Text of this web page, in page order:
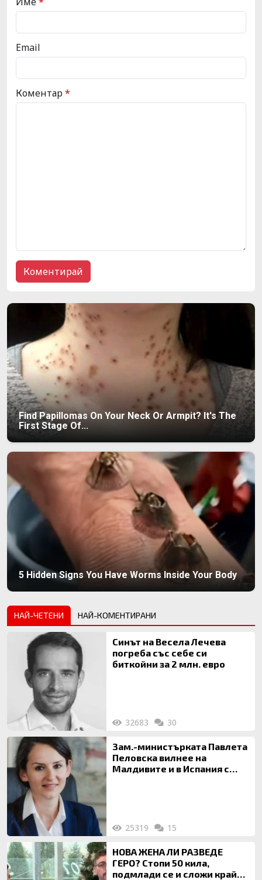
Email
Коментар*
Find Papillomas On Your Neck Or Armpit? It's The
First Stage Of...
5 Hidden Signs You Have Worms Inside Your Body
НАЙ-ЧЕТЕНИ НАЙ-КОМЕНТИРАНИ
Синът на Весела Лечева
погреба със себе си
биткойни за 2 млн. евро
32683 30
Зам.-министърката Павлета
Пеловска вилнее на
Малдивите и в Испания с
25319 15
НОВА ЖЕНА ЛИ РАЗВЕДЕ
ГЕРО? Стопи 50 кила,
подмлади се и сложи край